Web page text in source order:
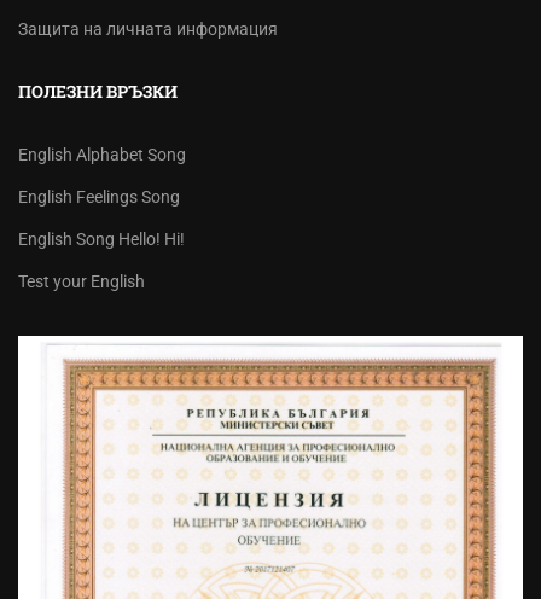
Защита на личната информация
ПОЛЕЗНИ ВРЪЗКИ
English Alphabet Song
English Feelings Song
English Song Hello! Hi!
Test your English